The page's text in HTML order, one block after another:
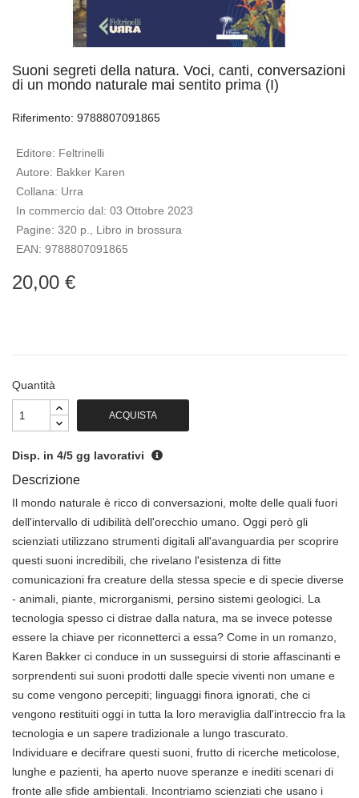
Suoni segreti della natura. Voci, canti, conversazioni
di un mondo naturale mai sentito prima (I)
Riferimento: 9788807091865
Editore: Feltrinelli
Autore: Bakker Karen
Collana: Urra
In commercio dal: 03 Ottobre 2023
Pagine: 320 p., Libro in brossura
EAN: 9788807091865
20,00 €
Quantità
ACQUISTA
Disp. in 4/5 gg lavorativi
Descrizione
Il mondo naturale è ricco di conversazioni, molte delle quali fuori
dell'intervallo di udibilità dell'orecchio umano. Oggi però gli
scienziati utilizzano strumenti digitali all'avanguardia per scoprire
questi suoni incredibili, che rivelano l'esistenza di fitte
comunicazioni fra creature della stessa specie e di specie diverse
- animali, piante, microrganismi, persino sistemi geologici. La
tecnologia spesso ci distrae dalla natura, ma se invece potesse
essere la chiave per riconnetterci a essa? Come in un romanzo,
Karen Bakker ci conduce in un susseguirsi di storie affascinanti e
sorprendenti sui suoni prodotti dalle specie viventi non umane e
su come vengono percepiti; linguaggi finora ignorati, che ci
vengono restituiti oggi in tutta la loro meraviglia dall'intreccio fra la
tecnologia e un sapere tradizionale a lungo trascurato.
Individuare e decifrare questi suoni, frutto di ricerche meticolose,
lunghe e pazienti, ha aperto nuove speranze e inediti scenari di
fronte alle sfide ambientali. Incontriamo scienziati che usano i